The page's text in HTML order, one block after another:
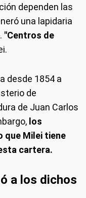
dependen las
una lapidaria
"Centros de
desde 1854 a
de
de Juan Carlos
los
que Milei tiene
cartera.
a los dichos